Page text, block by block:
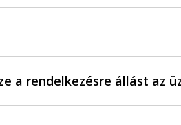
a rendelkezésre állást az